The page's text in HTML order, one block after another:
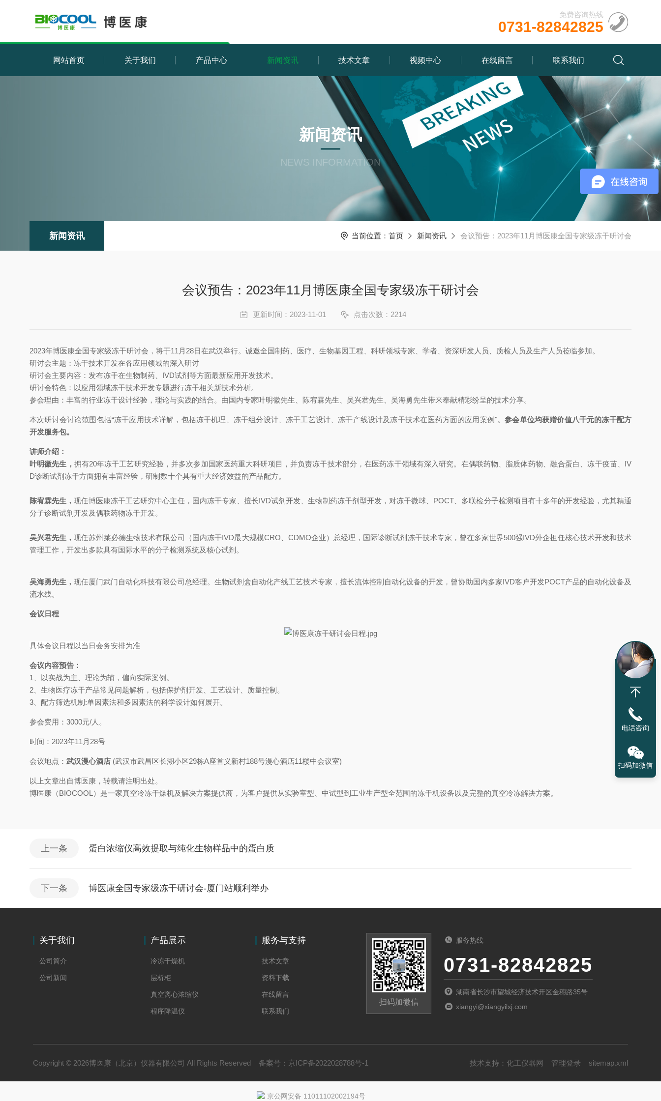
免费咨询热线
0731-82842825
网站首页 关于我们 产品中心 新闻资讯 技术文章 视频中心 在线留言 联系我们
新闻资讯
NEWS INFORMATION
新闻资讯 当前位置： 首页 新闻资讯 会议预告：2023年11月博医康全国专家级冻干研讨会
会议预告：2023年11月博医康全国专家级冻干研讨会
更新时间：2023-11-01 点击次数：2214
2023年博医康全国专家级冻干研讨会，将于11月28日在武汉举行。诚邀全国制药、医疗、生物基因工程、科研领域专家、学者、资深研发人员、质检人员及生产人员莅临参加。
研讨会主题：冻干技术开发在各应用领域的深入研讨
研讨会主要内容：发布冻干在生物制药、IVD试剂等方面最新应用开发技术。
研讨会特色：以应用领域冻干技术开发专题进行冻干相关新技术分析。
参会理由：丰富的行业冻干设计经验，理论与实践的结合。由国内专家叶明徽先生、陈宥霖先生、吴兴君先生、吴海勇先生带来奉献精彩纷呈的技术分享。
本次研讨会讨论范围包括“冻干应用技术详解，包括冻干机理、冻干组分设计、冻干工艺设计、冻干产线设计及冻干技术在医药方面的应用案例"。参会单位均获赠价值八千元的冻干配方
开发服务包。
讲师介绍：
叶明徽先生， 拥有20年冻干工艺研究经验，并多次参加国家医药重大科研项目，并负责冻干技术部分，在医药冻干领域有深入研究。在偶联药物、脂质体药物、融合蛋白、冻干疫苗、IV
D诊断试剂冻干方面拥有丰富经验，研制数十个具有重大经济效益的产品配方。
陈宥霖先生，现任博医康冻干工艺研究中心主任，国内冻干专家、擅长IVD试剂开发、生物制药冻干剂型开发，对冻干微球、POCT、多联检分子检测项目有十多年的开发经验，尤其精通
分子诊断试剂开发及偶联药物冻干开发。
吴兴君先生，现任苏州莱必德生物技术有限公司（国内冻干IVD最大规模CRO、CDMO企业）总经理，国际诊断试剂冻干技术专家，曾在多家世界500强IVD外企担任核心技术开发和技术
管理工作，开发出多款具有国际水平的分子检测系统及核心试剂。
吴海勇先生，现任厦门武门自动化科技有限公司总经理。生物试剂盒自动化产线工艺技术专家，擅长流体控制自动化设备的开发，曾协助国内多家IVD客户开发POCT产品的自动化设备及
流水线。
会议日程
具体会议日程以当日会务安排为准
会议内容预告：
1、以实战为主、理论为辅，偏向实际案例。
2、生物医疗冻干产品常见问题解析，包括保护剂开发、工艺设计、质量控制。
3、配方筛选机制:单因素法和多因素法的科学设计如何展开。
参会费用：3000元/人。
时间：2023年11月28号
会议地点： 武汉漫心酒店 (武汉市武昌区长湖小区29栋A座首义新村188号漫心酒店11楼中会议室)
以上文章出自博医康，转载请注明出处。
博医康（BIOCOOL）是一家真空冷冻干燥机及解决方案提供商，为客户提供从实验室型、中试型到工业生产型全范围的冻干机设备以及完整的真空冷冻解决方案。
上一条 蛋白浓缩仪高效提取与纯化生物样品中的蛋白质
下一条 博医康全国专家级冻干研讨会-厦门站顺利举办
关于我们
公司简介
公司新闻
产品展示
冷冻干燥机
层析柜
真空离心浓缩仪
程序降温仪
服务与支持
技术文章
资料下载
在线留言
联系我们
扫码加微信
服务热线
0731-82842825
湖南省长沙市望城经济技术开区金穗路35号
xiangyi@xiangyilxj.com
Copyright © 2026博医康（北京）仪器有限公司 All Rights Reserved 备案号： 京ICP备2022028788号-1 技术支持： 化工仪器网 管理登录 sitemap.xml
电话咨询
扫码加微信
京公网安备 11011102002194号